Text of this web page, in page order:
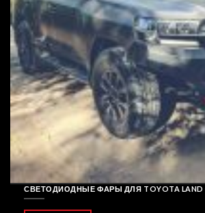
СВЕТОДИОДНЫЕ ФАРЫ ДЛЯ TOYOTA LAND